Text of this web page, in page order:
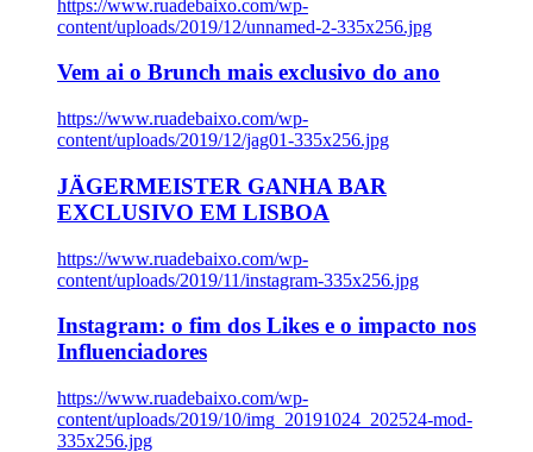
https://www.ruadebaixo.com/wp-
content/uploads/2019/12/unnamed-2-335x256.jpg
Vem ai o Brunch mais exclusivo do ano
https://www.ruadebaixo.com/wp-
content/uploads/2019/12/jag01-335x256.jpg
JÄGERMEISTER GANHA BAR
EXCLUSIVO EM LISBOA
https://www.ruadebaixo.com/wp-
content/uploads/2019/11/instagram-335x256.jpg
Instagram: o fim dos Likes e o impacto nos
Influenciadores
https://www.ruadebaixo.com/wp-
content/uploads/2019/10/img_20191024_202524-mod-
335x256.jpg